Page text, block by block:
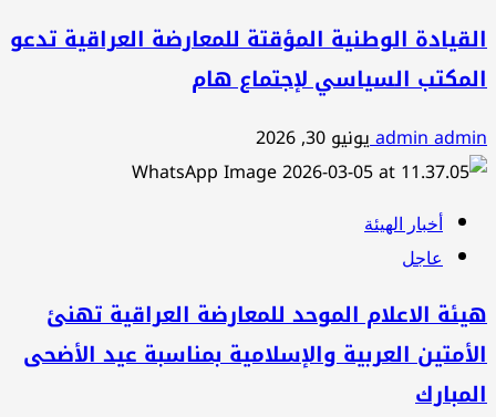
القيادة الوطنية المؤقتة للمعارضة العراقية تدعو
المكتب السياسي لإجتماع هام
admin adminيونيو 30, 2026
أخبار الهيئة
عاجل
هيئة الاعلام الموحد للمعارضة العراقية تهنئ
الأمتين العربية والإسلامية بمناسبة عيد الأضحى
المبارك